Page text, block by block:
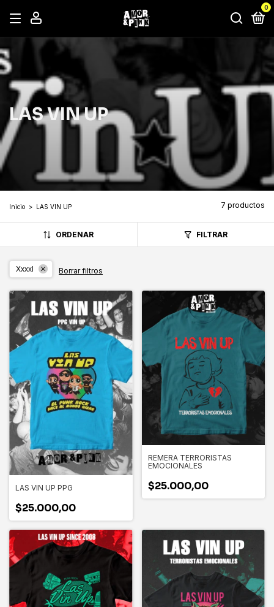
0
LAS VIN UP
Inicio > LAS VIN UP 7 productos
ORDENAR FILTRAR
Xxxxl Borrar filtros
LAS VIN UP PPG
$25.000,00
REMERA TERRORISTAS
EMOCIONALES
$25.000,00